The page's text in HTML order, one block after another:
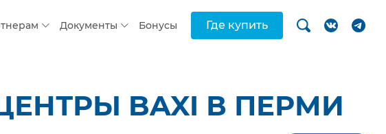
Документы Бонусы Где купить
BAXI В ПЕРМИ